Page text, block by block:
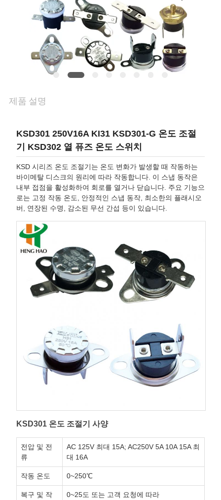
뉴
SITEMAP
PRIVACY
제품 설명
KSD301 250V16A KI31 KSD301-G 온도 조절
기 KSD302 열 퓨즈 온도 스위치
KSD 시리즈 온도 조절기는 온도 변화가 발생할 때 작동하는
바이메탈 디스크의 원리에 따라 작동합니다. 이 스냅 동작은
내부 접점을 활성화하여 회로를 열거나 닫습니다. 주요 기능으
로는 고정 작동 온도, 안정적인 스냅 동작, 최소한의 플래시오
버, 연장된 수명, 감소된 무선 간섭 등이 있습니다.
KSD301 온도 조절기 사양
전압 및 전
류
AC 125V 최대 15A; AC250V 5A 10A 15A 최
대 16A
작동 온도 0~250℃
복구 및 작
0~25도 또는 고객 요청에 따라